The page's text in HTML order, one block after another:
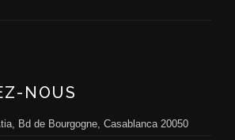
NOUS
Bd de Bourgogne, Casablanca 20050